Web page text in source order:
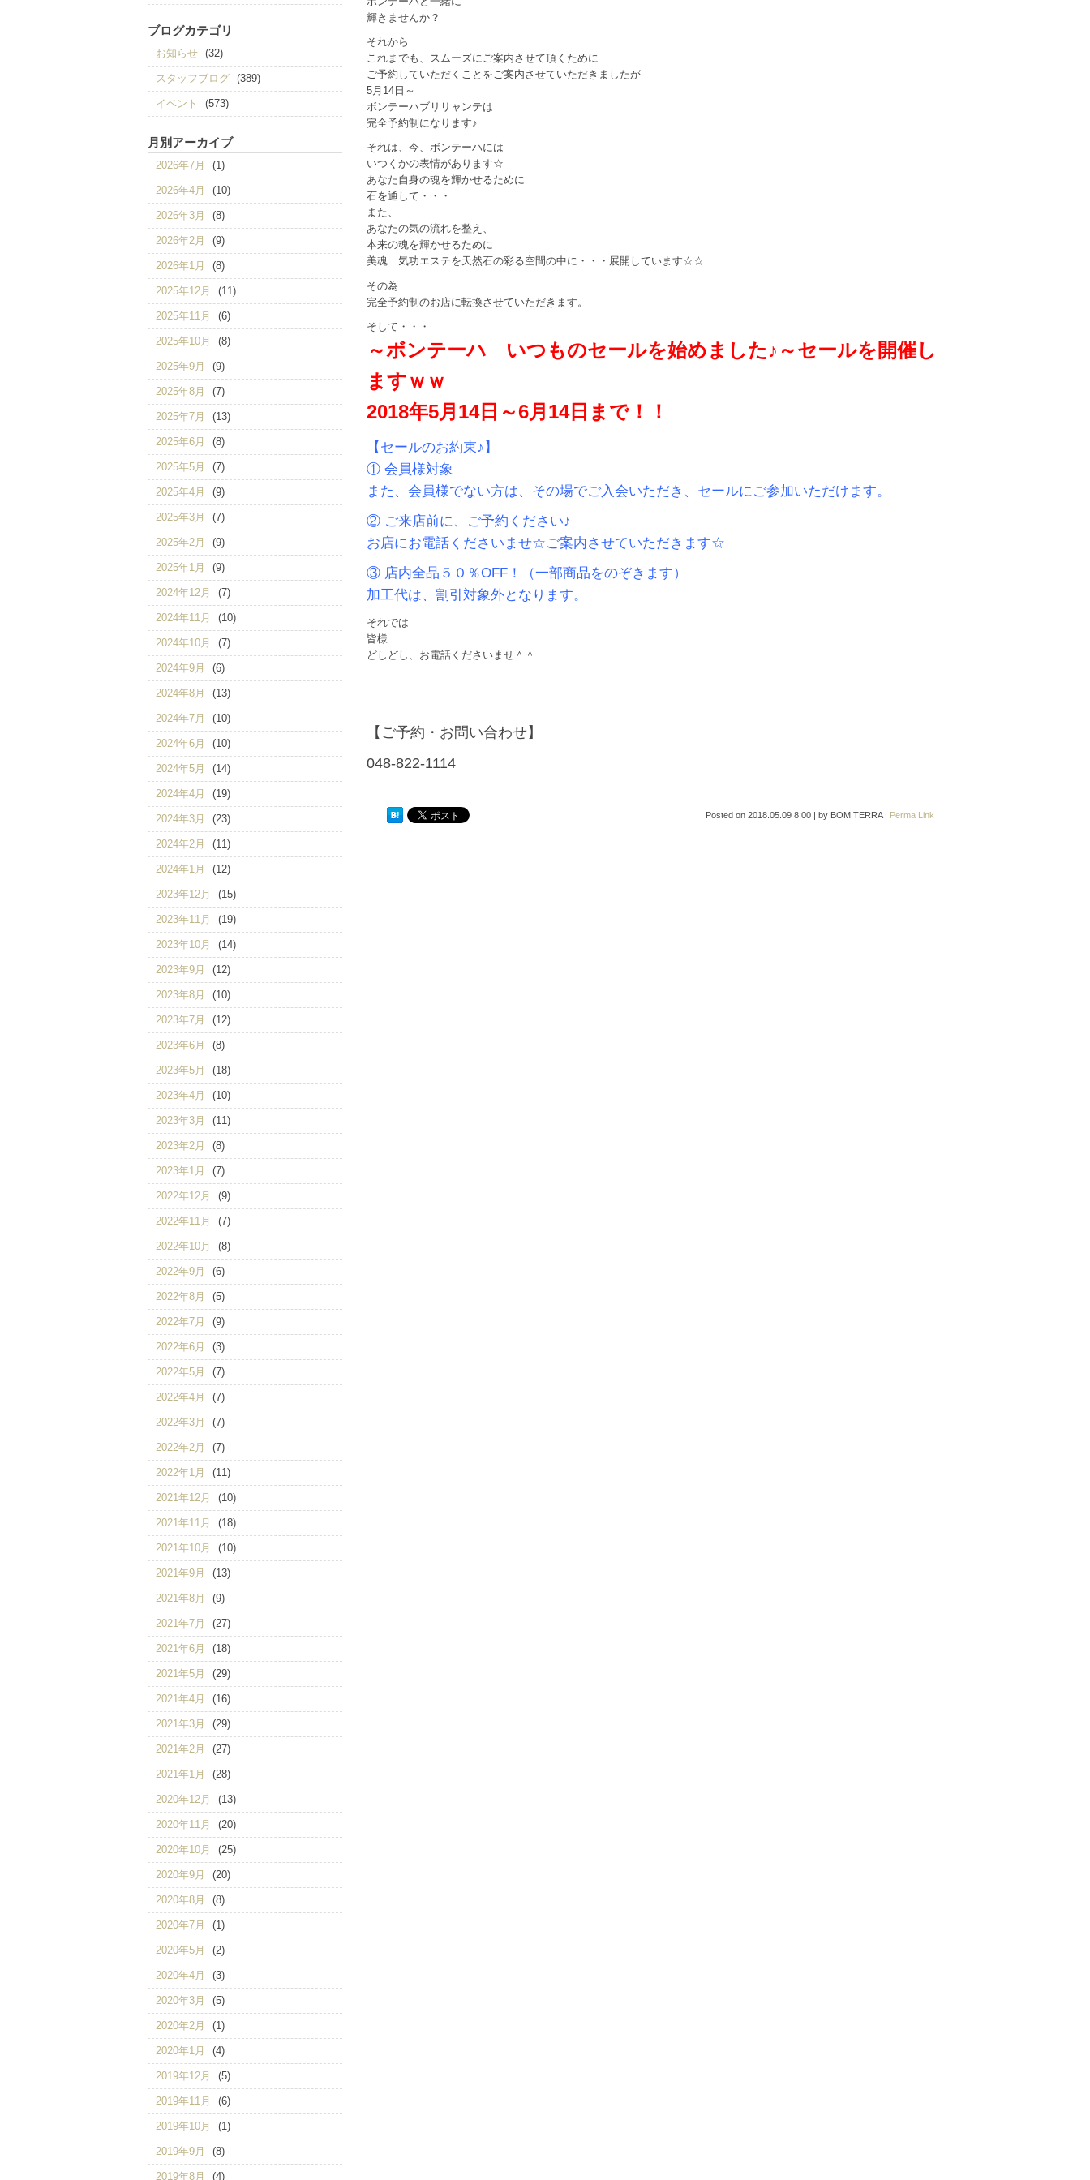
輝きませんか？
それから
これまでも、スムーズにご案内させて頂くために
ご予約していただくことをご案内させていただきましたが
5月14日～
ボンテーハブリリャンテは
完全予約制になります♪
それは、今、ボンテーハには
いつくかの表情があります☆
あなた自身の魂を輝かせるために
石を通して・・・
また、
あなたの気の流れを整え、
本来の魂を輝かせるために
美魂 気功エステを天然石の彩る空間の中に・・・展開しています☆☆
その為
完全予約制のお店に転換させていただきます。
そして・・・
～ボンテーハ いつものセールを始めました♪～セールを開催し
ますｗｗ
2018年5月14日～6月14日まで！！
【セールのお約束♪】
① 会員様対象
また、会員様でない方は、その場でご入会いただき、セールにご参加いただけます。
② ご来店前に、ご予約ください♪
お店にお電話くださいませ☆ご案内させていただきます☆
③ 店内全品５０％OFF！（一部商品をのぞきます）
加工代は、割引対象外となります。
それでは
皆様
どしどし、お電話くださいませ＾＾
【ご予約・お問い合わせ】
048-822-1114
Posted on 2018.05.09 8:00 by BOM TERRA| Perma Link
ブログカテゴリ
お知らせ (32)
スタッフブログ (389)
イベント (573)
月別アーカイブ
2026年7月 (1)
2026年4月 (10)
2026年3月 (8)
2026年2月 (9)
2026年1月 (8)
2025年12月 (11)
2025年11月 (6)
2025年10月 (8)
2025年9月 (9)
2025年8月 (7)
2025年7月 (13)
2025年6月 (8)
2025年5月 (7)
2025年4月 (9)
2025年3月 (7)
2025年2月 (9)
2025年1月 (9)
2024年12月 (7)
2024年11月 (10)
2024年10月 (7)
2024年9月 (6)
2024年8月 (13)
2024年7月 (10)
2024年6月 (10)
2024年5月 (14)
2024年4月 (19)
2024年3月 (23)
2024年2月 (11)
2024年1月 (12)
2023年12月 (15)
2023年11月 (19)
2023年10月 (14)
2023年9月 (12)
2023年8月 (10)
2023年7月 (12)
2023年6月 (8)
2023年5月 (18)
2023年4月 (10)
2023年3月 (11)
2023年2月 (8)
2023年1月 (7)
2022年12月 (9)
2022年11月 (7)
2022年10月 (8)
2022年9月 (6)
2022年8月 (5)
2022年7月 (9)
2022年6月 (3)
2022年5月 (7)
2022年4月 (7)
2022年3月 (7)
2022年2月 (7)
2022年1月 (11)
2021年12月 (10)
2021年11月 (18)
2021年10月 (10)
2021年9月 (13)
2021年8月 (9)
2021年7月 (27)
2021年6月 (18)
2021年5月 (29)
2021年4月 (16)
2021年3月 (29)
2021年2月 (27)
2021年1月 (28)
2020年12月 (13)
2020年11月 (20)
2020年10月 (25)
2020年9月 (20)
2020年8月 (8)
2020年7月 (1)
2020年5月 (2)
2020年4月 (3)
2020年3月 (5)
2020年2月 (1)
2020年1月 (4)
2019年12月 (5)
2019年11月 (6)
2019年10月 (1)
2019年9月 (8)
2019年8月 (4)